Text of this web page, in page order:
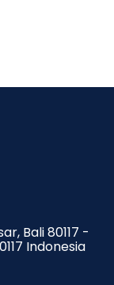
Bali 80117 -
Indonesia